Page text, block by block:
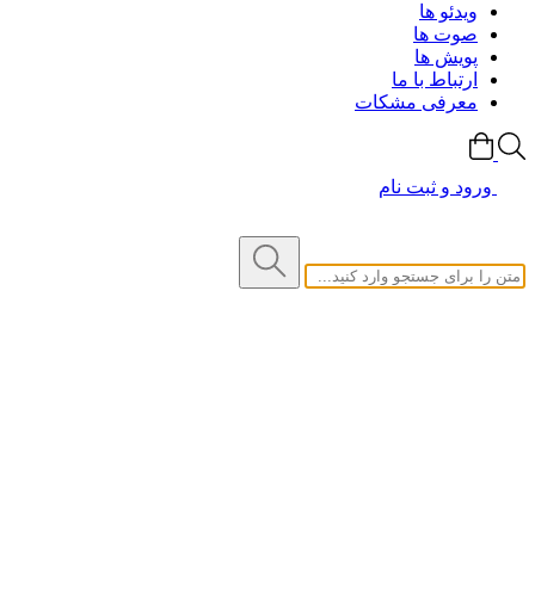
ویدئو ها
صوت ها
پویش ها
ارتباط با ما
معرفی مشکات
ورود و ثبت نام